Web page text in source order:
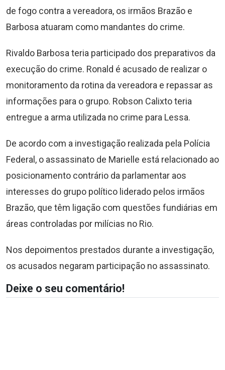
de fogo contra a vereadora, os irmãos Brazão e
Barbosa atuaram como mandantes do crime.
Rivaldo Barbosa teria participado dos preparativos da
execução do crime. Ronald é acusado de realizar o
monitoramento da rotina da vereadora e repassar as
informações para o grupo. Robson Calixto teria
entregue a arma utilizada no crime para Lessa.
De acordo com a investigação realizada pela Polícia
Federal, o assassinato de Marielle está relacionado ao
posicionamento contrário da parlamentar aos
interesses do grupo político liderado pelos irmãos
Brazão, que têm ligação com questões fundiárias em
áreas controladas por milícias no Rio.
Nos depoimentos prestados durante a investigação,
os acusados negaram participação no assassinato.
Deixe o seu comentário!